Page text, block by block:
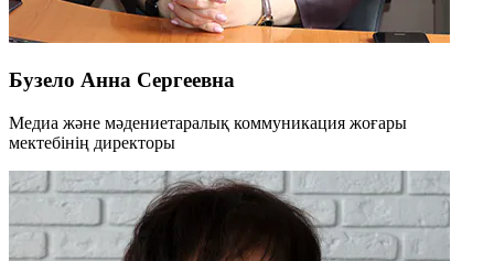
Бузело Анна Сергеевна
Медиа және мәдениетаралық коммуникация жоғары
мектебінің директоры